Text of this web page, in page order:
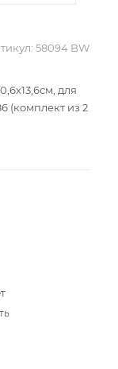
58094 BW
для
(комплект из 2